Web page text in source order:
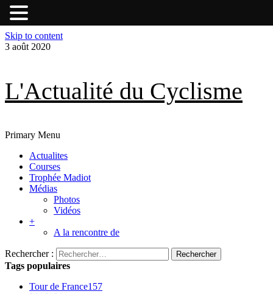
Skip to content
3 août 2020
L'Actualité du Cyclisme
Primary Menu
Actualites
Courses
Trophée Madiot
Médias
Photos
Vidéos
+
A la rencontre de
Rechercher :
Tags populaires
Tour de France157